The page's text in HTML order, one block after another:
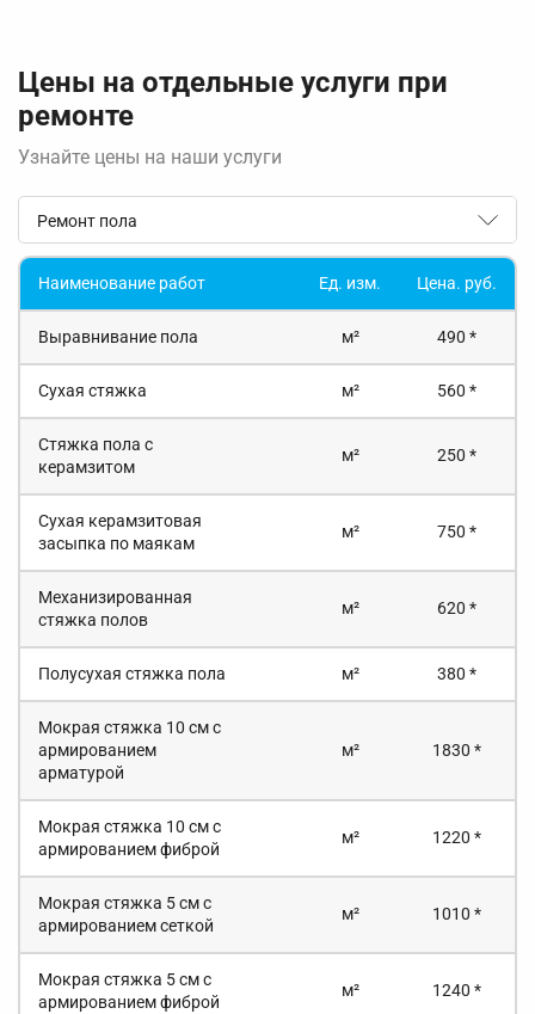
Цены на отдельные услуги при
ремонте
Узнайте цены на наши услуги
Ремонт пола
Наименование работ Ед. изм. Цена. руб.
Выравнивание пола м² 490 *
Сухая стяжка м² 560 *
Стяжка пола с
керамзитом
м² 250 *
Сухая керамзитовая
засыпка по маякам
м² 750 *
Механизированная
стяжка полов
м² 620 *
Полусухая стяжка пола м² 380 *
Мокрая стяжка 10 см с
армированием
арматурой
м² 1830 *
Мокрая стяжка 10 см с
армированием фиброй
м² 1220 *
Мокрая стяжка 5 см с
армированием сеткой
м² 1010 *
Мокрая стяжка 5 см с
армированием фиброй
м² 1240 *